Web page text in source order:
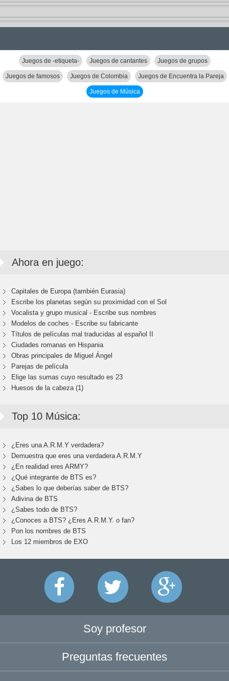
Juegos de -etiqueta- Juegos de cantantes Juegos de grupos
Juegos de famosos Juegos de Colombia Juegos de Encuentra la Pareja
Juegos de Música
Ahora en juego:
Capitales de Europa (también Eurasia)
Escribe los planetas según su proximidad con el Sol
Vocalista y grupo musical - Escribe sus nombres
Modelos de coches - Escribe su fabricante
Títulos de películas mal traducidas al español II
Ciudades romanas en Hispania
Obras principales de Miguel Ángel
Parejas de película
Elige las sumas cuyo resultado es 23
Huesos de la cabeza (1)
Top 10 Música:
¿Eres una A.R.M.Y verdadera?
Demuestra que eres una verdadera A.R.M.Y
¿En realidad eres ARMY?
¿Qué integrante de BTS es?
¿Sabes lo que deberías saber de BTS?
Adivina de BTS
¿Sabes todo de BTS?
¿Conoces a BTS? ¿Eres A.R.M.Y. o fan?
Pon los nombres de BTS
Los 12 miembros de EXO
Soy profesor
Preguntas frecuentes